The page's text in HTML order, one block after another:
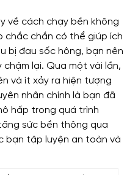
về cách chạy bền không
chắc chắn có thể giúp ích
bị đau sốc hông, bạn nên
lại. Qua một vài lần,
và ít xảy ra hiện tượng
nhân chính là bạn đã
hấp trong quá trình
sức bền thông qua
bạn tập luyện an toàn và